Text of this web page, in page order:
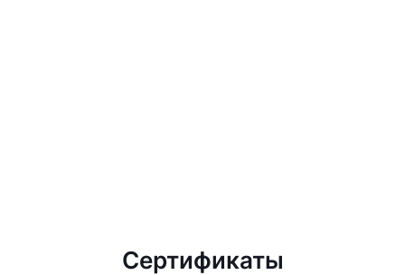
Сертификаты